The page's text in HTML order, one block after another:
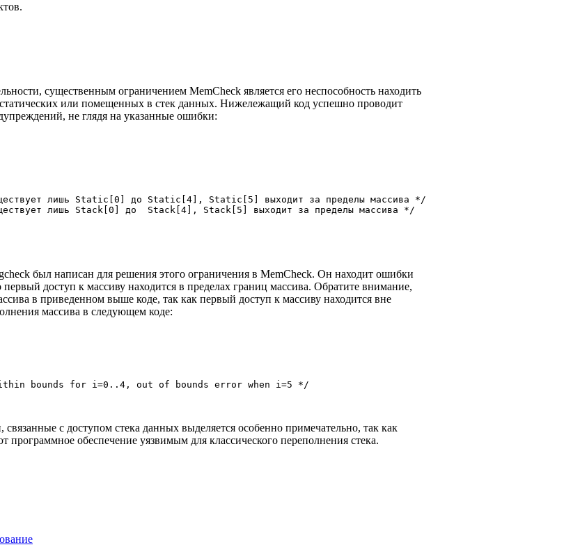
существенным ограничением MemCheck является его неспособность находить
или помещенных в стек данных. Нижележащий код успешно проводит
не глядя на указанные ошибки:
лишь Static[0] до Static[4], Static[5] выходит за пределы массива */
лишь Stack[0] до  Stack[4], Stack[5] выходит за пределы массива */
был написан для решения этого ограничения в MemCheck. Он находит ошибки
доступ к массиву находится в пределах границ массива. Обратите внимание,
в приведенном выше коде, так как первый доступ к массиву находится вне
массива в следующем коде:
bounds for i=0..4, out of bounds error when i=5 */
с доступом стека данных выделяется особенно примечательно, так как
обеспечение уязвимым для классического переполнения стека.